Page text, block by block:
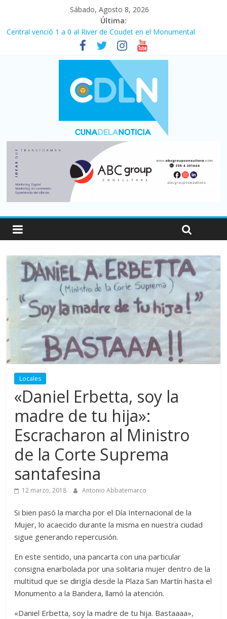
Sábado, Agosto 8, 2026
Última:
Central venció 1 a 0 al River de Coudet en el Monumental
La morosidad alcanzó su nivel más alto en dos décadas y ya
afecta a 400 mil deudores en Santa Fe
Desde que asumió Milei cerraron 41.000 kioscos: el sector
denuncia crisis como en 2001
Vacaciones de invierno con más movimiento y consumo
turístico: 4,6 millones de personas viajaron por el país, un 5,9%
Fuerte caída de la venta de autos usados en julio: bajó un 12,6%
Locales
«Daniel Erbetta, soy la
madre de tu hija»:
Escracharon al Ministro
de la Corte Suprema
santafesina
12 marzo, 2018 Antonio Abbatemarco
Si bien pasó la marcha por el Día Internacional de la
Mujer, lo acaecido durante la misma en nuestra ciudad
sigue generando repercusión.
En este sentido, una pancarta con una particular
consigna enarbolada por una solitaria mujer dentro de la
multitud que se dirigía desde la Plaza San Martín hasta el
Monumento a la Bandera, llamó la atención.
«Daniel Erbetta, soy la madre de tu hija. Bastaaaa»,